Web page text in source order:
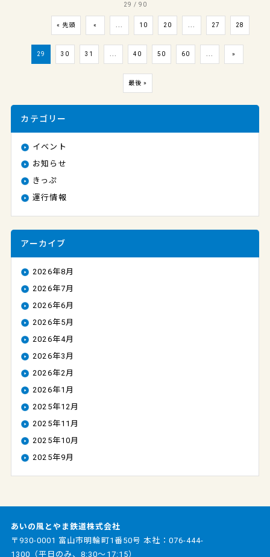
29 / 90
« 先頭 « 10 20 27 28
29 30 31 40 50 60 »
最後 »
カテゴリー
イベント
お知らせ
きっぷ
運行情報
アーカイブ
2026年8月
2026年7月
2026年6月
2026年5月
2026年4月
2026年3月
2026年2月
2026年1月
2025年12月
2025年11月
2025年10月
2025年9月
あいの風とやま鉄道株式会社
〒930-0001 富山市明輪町1番50号 本社： 076-444-
1300 （平日のみ、8:30～17:15）